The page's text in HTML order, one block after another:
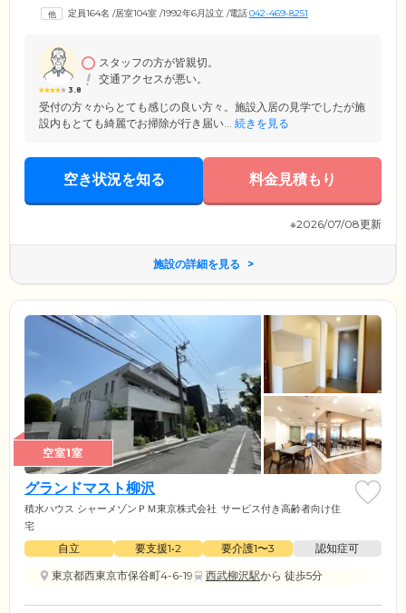
い。また、清潔・衛生面も大切にしており、2日に1度の居室の清掃(トイ
定員164名 /居室104室 /1992年6月設立 /電話042-469-8251
3.8
スタッフの方が皆親切。
交通アクセスが悪い。
受付の方々からとても感じの良い方々。施設入居の見学でしたが施
設内もとても綺麗でお掃除が行き届い... 続きを見る
空き状況を知る 料金見積もり
※2026/07/08更新
施設の詳細を見る
空室1室
グランドマスト柳沢
積水ハウス シャーメゾンＰＭ東京株式会社 サービス付き高齢者向け住
宅
自立 要支援1•2 要介護1〜3
認知症可
東京都西東京市保谷町4-6-19
西武柳沢駅から 徒歩5分